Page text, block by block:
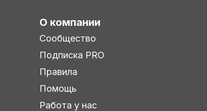
О компании
Сообщество
Подписка PRO
Правила
Помощь
Работа у нас